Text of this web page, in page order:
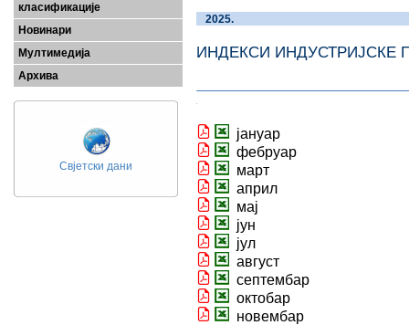
класификације
Новинари
Мултимедија
Архива
Свјетски дани
2025.
ИНДЕКСИ
јануар
фебруар
март
април
мај
јун
јул
август
септембар
октобар
новембар